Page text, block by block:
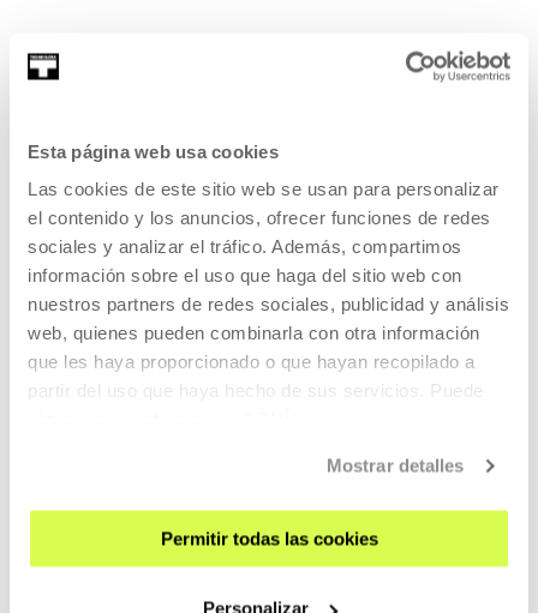
Esta página web usa cookies
Las cookies de este sitio web se usan para personalizar
el contenido y los anuncios, ofrecer funciones de redes
sociales y analizar el tráfico. Además, compartimos
información sobre el uso que haga del sitio web con
nuestros partners de redes sociales, publicidad y análisis
web, quienes pueden combinarla con otra información
que les haya proporcionado o que hayan recopilado a
partir del uso que haya hecho de sus servicios. Puede
Mostrar detalles
Permitir todas las cookies
Personalizar
CARLA FILIPE PT EU | ES | EN | PT
IKUSI
KOOPERATIBA